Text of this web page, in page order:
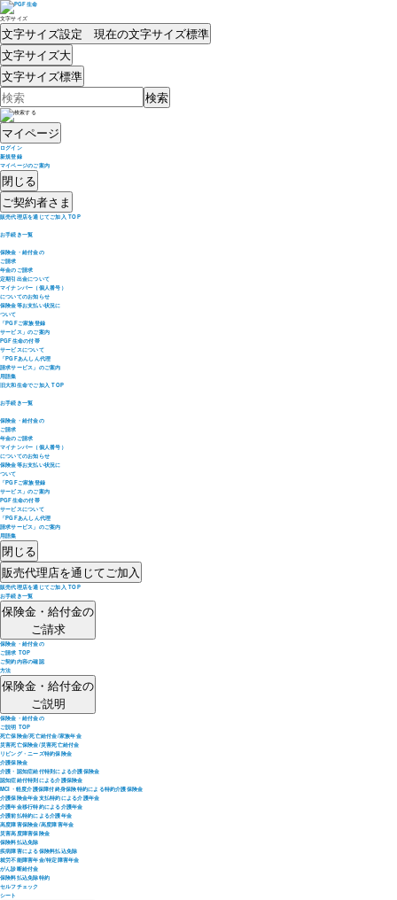
文字サイズ
文字サイズ設定 現在の文字サイズ標準
文字サイズ大
文字サイズ標準
マイページ
ログイン
新規登録
マイページのご案内
閉じる
ご契約者さま
販売代理店を通じてご加入 TOP
お手続き一覧
保険金・給付金の
ご請求
年金のご請求
定期引出金について
マイナンバー（個人番号）
についてのお知らせ
保険金等お支払い状況に
ついて
「PGFご家族登録
サービス」のご案内
PGF生命の付帯
サービスについて
「PGFあんしん代理
請求サービス」のご案内
用語集
旧大和生命でご加入 TOP
お手続き一覧
保険金・給付金の
ご請求
年金のご請求
マイナンバー（個人番号）
についてのお知らせ
保険金等お支払い状況に
ついて
「PGFご家族登録
サービス」のご案内
PGF生命の付帯
サービスについて
「PGFあんしん代理
請求サービス」のご案内
用語集
閉じる
販売代理店を通じてご加入
販売代理店を通じてご加入 TOP
お手続き一覧
保険金・給付金の
ご請求
保険金・給付金の
ご請求 TOP
ご契約内容の確認
方法
保険金・給付金の
ご説明
保険金・給付金の
ご説明 TOP
死亡保険金/死亡給付金/家族年金
災害死亡保険金/災害死亡給付金
リビング・ニーズ特約保険金
介護保険金
介護・認知症給付特則による介護保険金
認知症給付特則による介護保険金
MCI・軽度介護保障付終身保険特約による特約介護保険金
介護保険金年金支払特約による介護年金
介護年金移行特約による介護年金
介護前払特約による介護年金
高度障害保険金/高度障害年金
災害高度障害保険金
保険料払込免除
疾病障害による保険料払込免除
就労不能障害年金/特定障害年金
がん診断給付金
保険料払込免除特約
セルフチェック
シート